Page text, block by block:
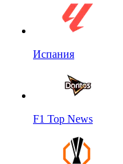
Испания
F1 Top News